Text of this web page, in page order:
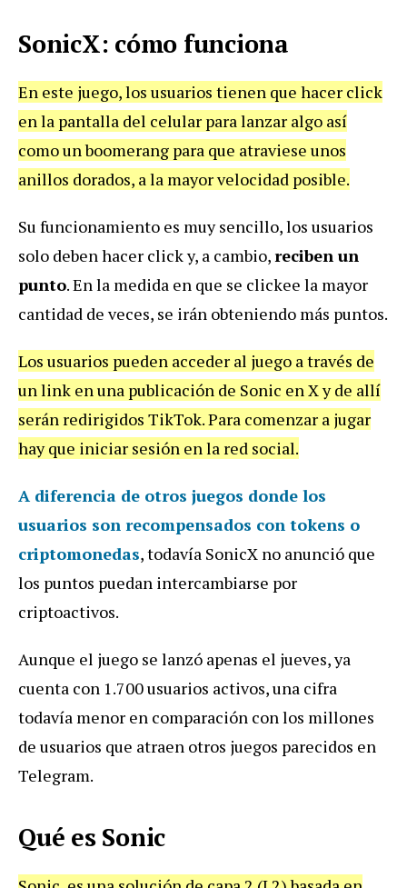
SonicX: cómo funciona
En este juego, los usuarios tienen que hacer click
en la pantalla del celular para lanzar algo así
como un boomerang para que atraviese unos
anillos dorados, a la mayor velocidad posible.
Su funcionamiento es muy sencillo, los usuarios
solo deben hacer click y, a cambio,reciben un
punto. En la medida en que se clickee la mayor
cantidad de veces, se irán obteniendo más puntos.
Los usuarios pueden acceder al juego a través de
un link en una publicación de Sonic en X y de allí
serán redirigidos TikTok. Para comenzar a jugar
hay que iniciar sesión en la red social.
A diferencia de otros juegos donde los
usuarios son recompensados con tokens o
criptomonedas, todavía SonicX no anunció que
los puntos puedan intercambiarse por
criptoactivos.
Aunque el juego se lanzó apenas el jueves, ya
cuenta con 1.700 usuarios activos, una cifra
todavía menor en comparación con los millones
de usuarios que atraen otros juegos parecidos en
Telegram.
Qué es Sonic